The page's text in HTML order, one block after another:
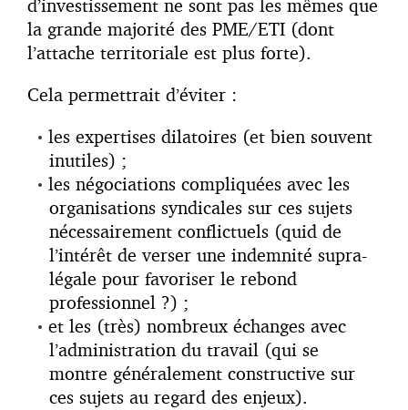
d’investissement ne sont pas les mêmes que
la grande majorité des PME/ETI (dont
l’attache territoriale est plus forte).
Cela permettrait d’éviter :
les expertises dilatoires (et bien souvent
inutiles) ;
les négociations compliquées avec les
organisations syndicales sur ces sujets
nécessairement conflictuels (quid de
l’intérêt de verser une indemnité supra-
légale pour favoriser le rebond
professionnel ?) ;
et les (très) nombreux échanges avec
l’administration du travail (qui se
montre généralement constructive sur
ces sujets au regard des enjeux).